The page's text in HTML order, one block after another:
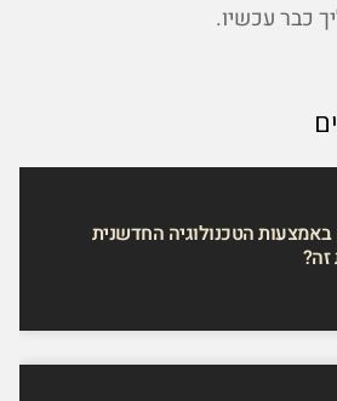
כבר עכשיו.
באמצעות הטכנולוגיה החדשנית
זה?